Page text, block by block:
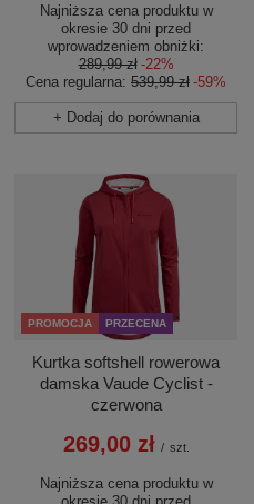
Najniższa cena produktu w
okresie 30 dni przed
wprowadzeniem obniżki:
289,99 zł -22%
Cena regularna: 539,99 zł -59%
+ Dodaj do porównania
PROMOCJA PRZECENA
Kurtka softshell rowerowa
damska Vaude Cyclist -
czerwona
269,00 zł / szt.
Najniższa cena produktu w